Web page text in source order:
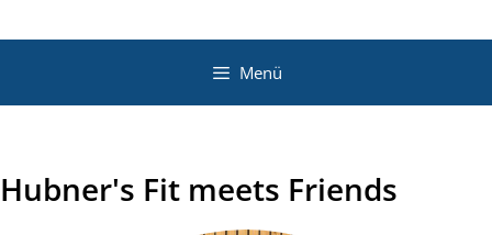
Menü
Hubner's Fit meets Friends